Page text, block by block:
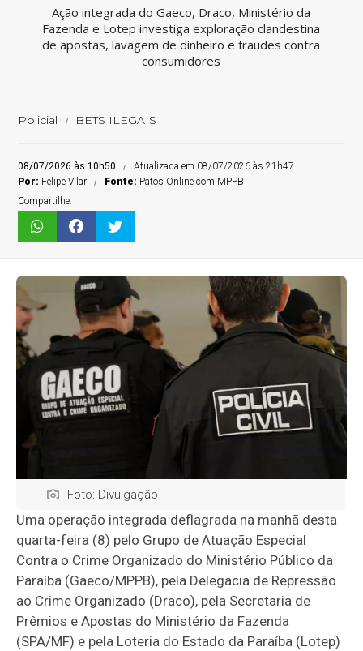
Ação integrada do Gaeco, Draco, Ministério da
Fazenda e Lotep investiga exploração clandestina
de apostas, lavagem de dinheiro e fraudes contra
consumidores
Policial BETS ILEGAIS
08/07/2026 às 10h50
Atualizada em 08/07/2026 às 21h47
Por: Felipe Vilar Fonte: Patos Online com MPPB
Compartilhe:
Foto: Divulgação
Uma operação integrada deflagrada na manhã desta
quarta-feira (8) pelo Grupo de Atuação Especial
Contra o Crime Organizado do Ministério Público da
Paraíba (Gaeco/MPPB), pela Delegacia de Repressão
ao Crime Organizado (Draco), pela Secretaria de
Prêmios e Apostas do Ministério da Fazenda
(SPA/MF) e pela Loteria do Estado da Paraíba (Lotep)